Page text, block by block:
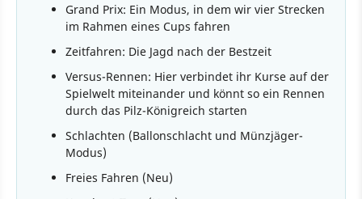
Grand Prix: Ein Modus, in dem wir vier Strecken
im Rahmen eines Cups fahren
Zeitfahren: Die Jagd nach der Bestzeit
Versus-Rennen: Hier verbindet ihr Kurse auf der
Spielwelt miteinander und könnt so ein Rennen
durch das Pilz-Königreich starten
Schlachten (Ballonschlacht und Münzjäger-
Modus)
Freies Fahren (Neu)